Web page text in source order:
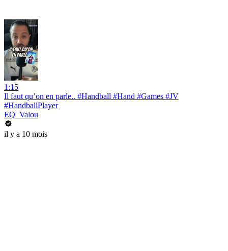
1:15
Il faut qu’on en parle.. #Handball #Hand #Games #JV
#HandballPlayer
EQ_Valou
il y a 10 mois